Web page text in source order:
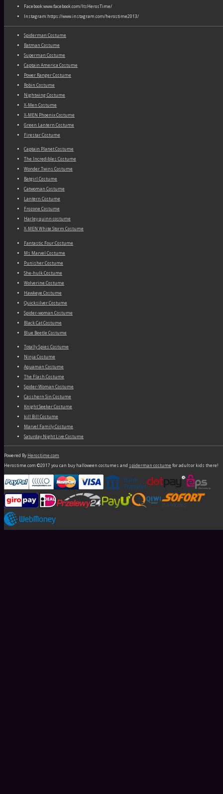
Facebook:www.facebook.com/ItsHerosTime/
Instagram:https://www.instagram.com/herostime2013/
Spiderman Costume
Batman Costume
Superman Costume
Captain America Costume
Power Ranger Costume
Robin Costume
Nightwing Costume
X-Men Costume
X-MEN Phoenix Costume
Green Lantern Costume
Firestar Costume
Captain Planet Costume
The Incredibles Costume
Wonder Twins Costume
Batgirl Costume
Catwoman Costume
Lantern Costume
Frozone Costume
Harley quinn costume
X-MEN White Storm Costume
Fantastic Four Costume
Ms Marvel Costume
Punisher Costume
She-hulk Costume
Wolverine Costume
Hawkeye Costume
Quicksilver Costume
Spider-woman Costume
Black Cat Costume
Blue Beetle Costume
Totally Spies Costume
Ninja Costume
Aquaman Costume
The Flash Costume
Spider-Woman Costume
Casshern Sin Costume
Knight Seeker Costume
kill Bill Costume
Marvel Family Costume
Saturday Night Live Costume
Powered By Herostime.com
Herostime.com ©2017 you can buy halloween costumes and spiderman costume for adult or kids there!